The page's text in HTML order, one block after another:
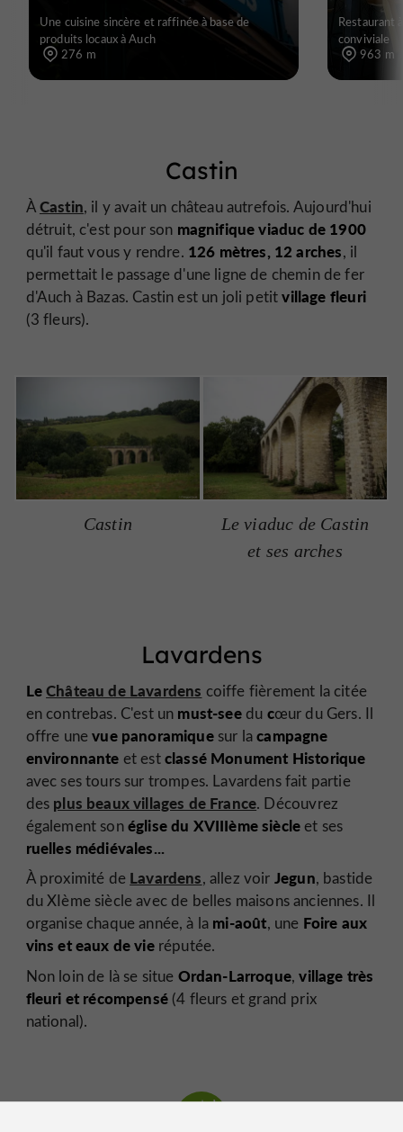
Une cuisine sincère et raffinée à base de
produits locaux à Auch
276 m
Restaurant
conviviale
963 m
Castin
ÀCastin, il y avait un château autrefois. Aujourd'hui
détruit, c'est pour son magnifique viaduc de 1900
qu'il faut vous y rendre. 126 mètres, 12 arches, il
permettait le passage d'une ligne de chemin de fer
d'Auch à Bazas. Castin est un joli petitvillage fleuri
(3 fleurs).
Castin
Le viaduc de Castin
et ses arches
Lavardens
LeChâteau de Lavardens coiffe fièrement la citée
en contrebas. C'est un must-seedu cœur du Gers. Il
offre unevue panoramiquesur lacampagne
environnante et estclassé Monument Historique
avec ses tours sur trompes. Lavardens fait partie
des plus beaux villages de France. Découvrez
également sonéglise du XVIIIème siècleet ses
ruelles médiévales...
À proximité de Lavardens, allez voir Jegun, bastide
du XIème siècle avec de belles maisons anciennes. Il
organise chaque année, à la mi-août, une Foire aux
vins et eaux de vieréputée.
Non loin de là se situe Ordan-Larroque,village très
fleuri et récompensé(4 fleurs et grand prix
national).